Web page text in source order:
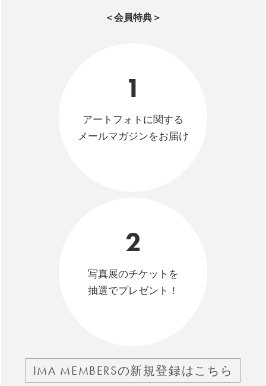
＜会員特典＞
1
アートフォトに関する
メールマガジンをお届け
2
写真展のチケットを
抽選でプレゼント！
IMA MEMBERSの新規登録はこちら